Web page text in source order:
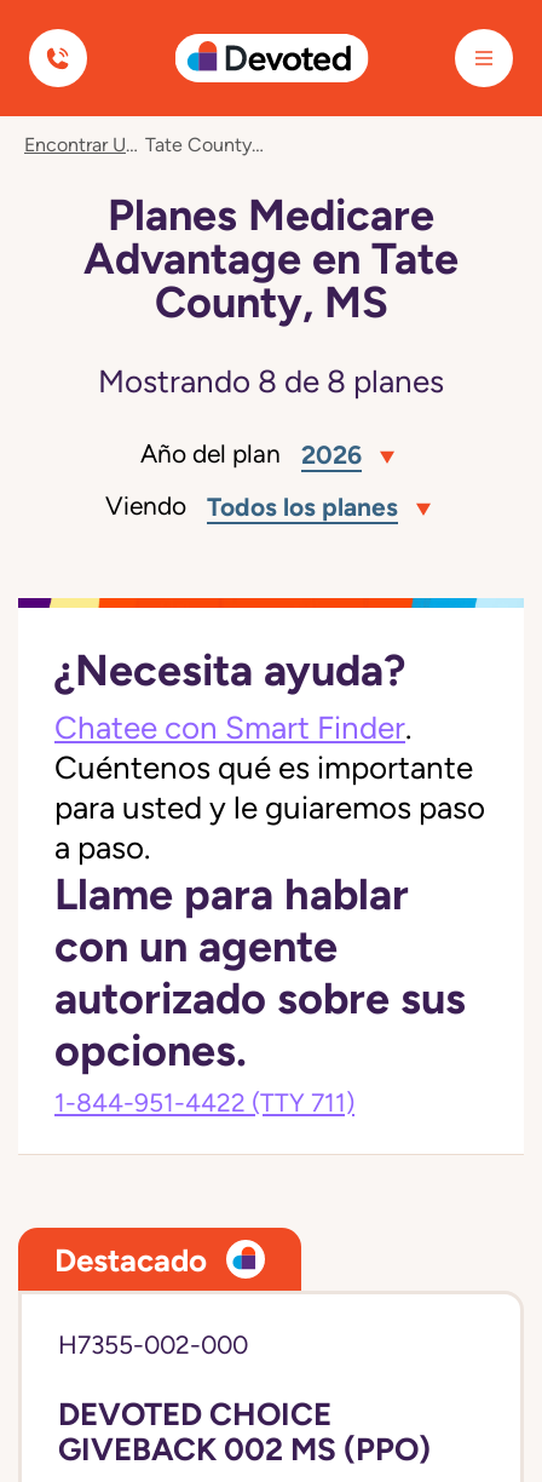
Devoted Health
Encontrar Un Plan Tate County, MS
Planes Medicare
Advantage en Tate
County, MS
Mostrando 8 de 8 planes
Año del plan 2026
Viendo Todos los planes
¿Necesita ayuda?
Chatee con Smart Finder.
Cuéntenos qué es importante
para usted y le guiaremos paso
a paso.
Llame para hablar
con un agente
autorizado sobre sus
opciones.
1-844-951-4422 (TTY 711)
Destacado
H7355-002-000
DEVOTED CHOICE
GIVEBACK 002 MS (PPO)